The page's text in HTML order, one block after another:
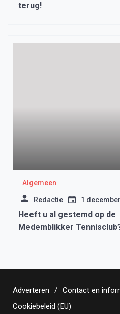
terug!
Algemeen
Redactie 1
Heeft u al gestemd op de
Medemblikker
Adverteren Contact en
Cookiebeleid (EU)